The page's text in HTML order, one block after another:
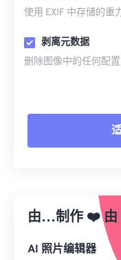
使用 EXIF 中存储的重
剥离元数据
删除图像中的任何配
从预设应用
另存为预设
由…制作 ❤️由
AI 照片编辑器